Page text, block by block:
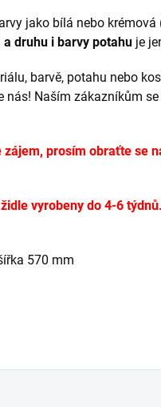
jako bílá nebo krémová
a druhu i barvy potahu je
barvě, potahu nebo
nás! Naším zákazníkům
prosím obraťte se
vyrobeny do 4-6
570 mm